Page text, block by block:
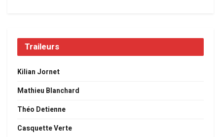
Traileurs
Kilian Jornet
Mathieu Blanchard
Théo Detienne
Casquette Verte